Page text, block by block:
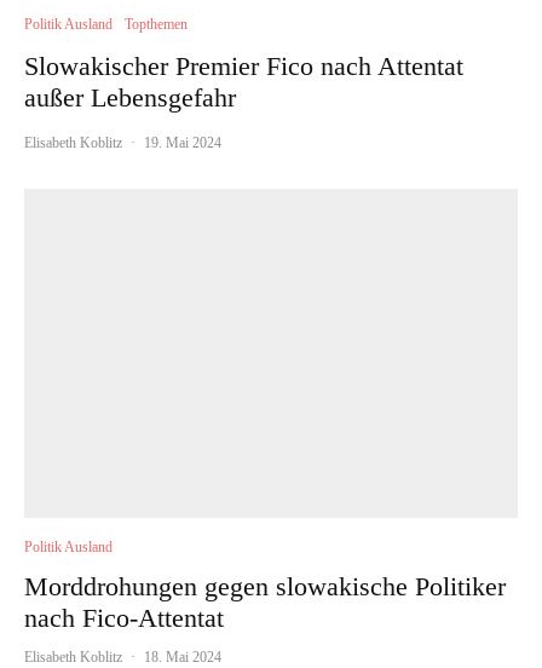
Politik Ausland Topthemen
Slowakischer Premier Fico nach Attentat
außer Lebensgefahr
Elisabeth Koblitz · 19. Mai 2024
Politik Ausland
Morddrohungen gegen slowakische Politiker
nach Fico-Attentat
Elisabeth Koblitz · 18. Mai 2024